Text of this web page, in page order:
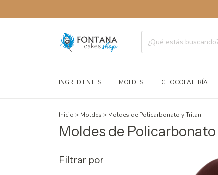
INGREDIENTES MOLDES CHOCOLATERÍA
Inicio > Moldes > Moldes de Policarbonato y Tritan
Moldes de
Filtrar por